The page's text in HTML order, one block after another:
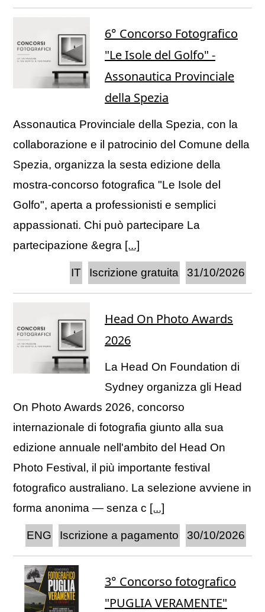
6° Concorso Fotografico
"Le Isole del Golfo" -
Assonautica Provinciale
della Spezia
Assonautica Provinciale della Spezia, con la
collaborazione e il patrocinio del Comune della
Spezia, organizza la sesta edizione della
mostra-concorso fotografica "Le Isole del
Golfo", aperta a professionisti e semplici
appassionati. Chi può partecipare La
partecipazione &egra [...]
31/10/2026
Iscrizione gratuita
IT
Head On Photo Awards
2026
La Head On Foundation di
Sydney organizza gli Head
On Photo Awards 2026, concorso
internazionale di fotografia giunto alla sua
edizione annuale nell'ambito del Head On
Photo Festival, il più importante festival
fotografico australiano. La selezione avviene in
forma anonima — senza c [...]
30/10/2026
Iscrizione a pagamento
ENG
3° Concorso fotografico
"PUGLIA VERAMENTE"